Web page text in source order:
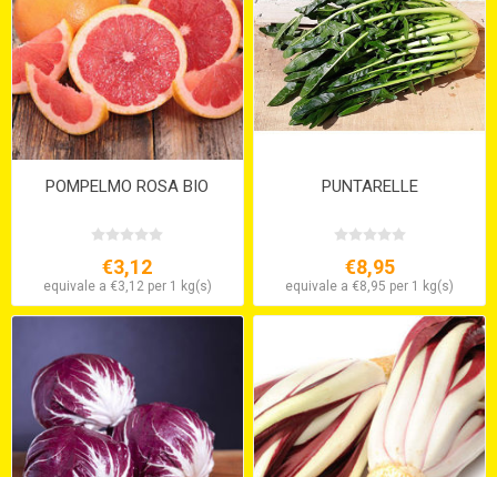
POMPELMO ROSA BIO
€3,12
equivale a €3,12 per 1 kg(s)
PUNTARELLE
€8,95
equivale a €8,95 per 1 kg(s)